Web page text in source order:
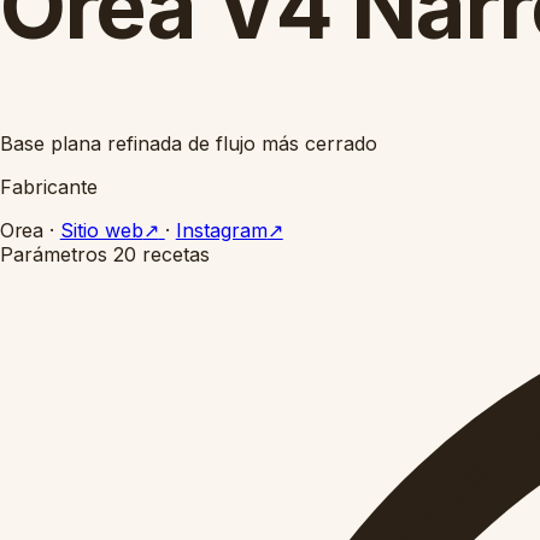
Base plana refinada de flujo más cerrado
Fabricante
Orea · Sitio web↗ · Instagram↗
Parámetros 20 recetas